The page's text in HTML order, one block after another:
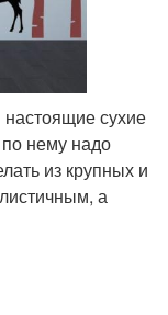
настоящие сухие
нему надо
из крупных и
а